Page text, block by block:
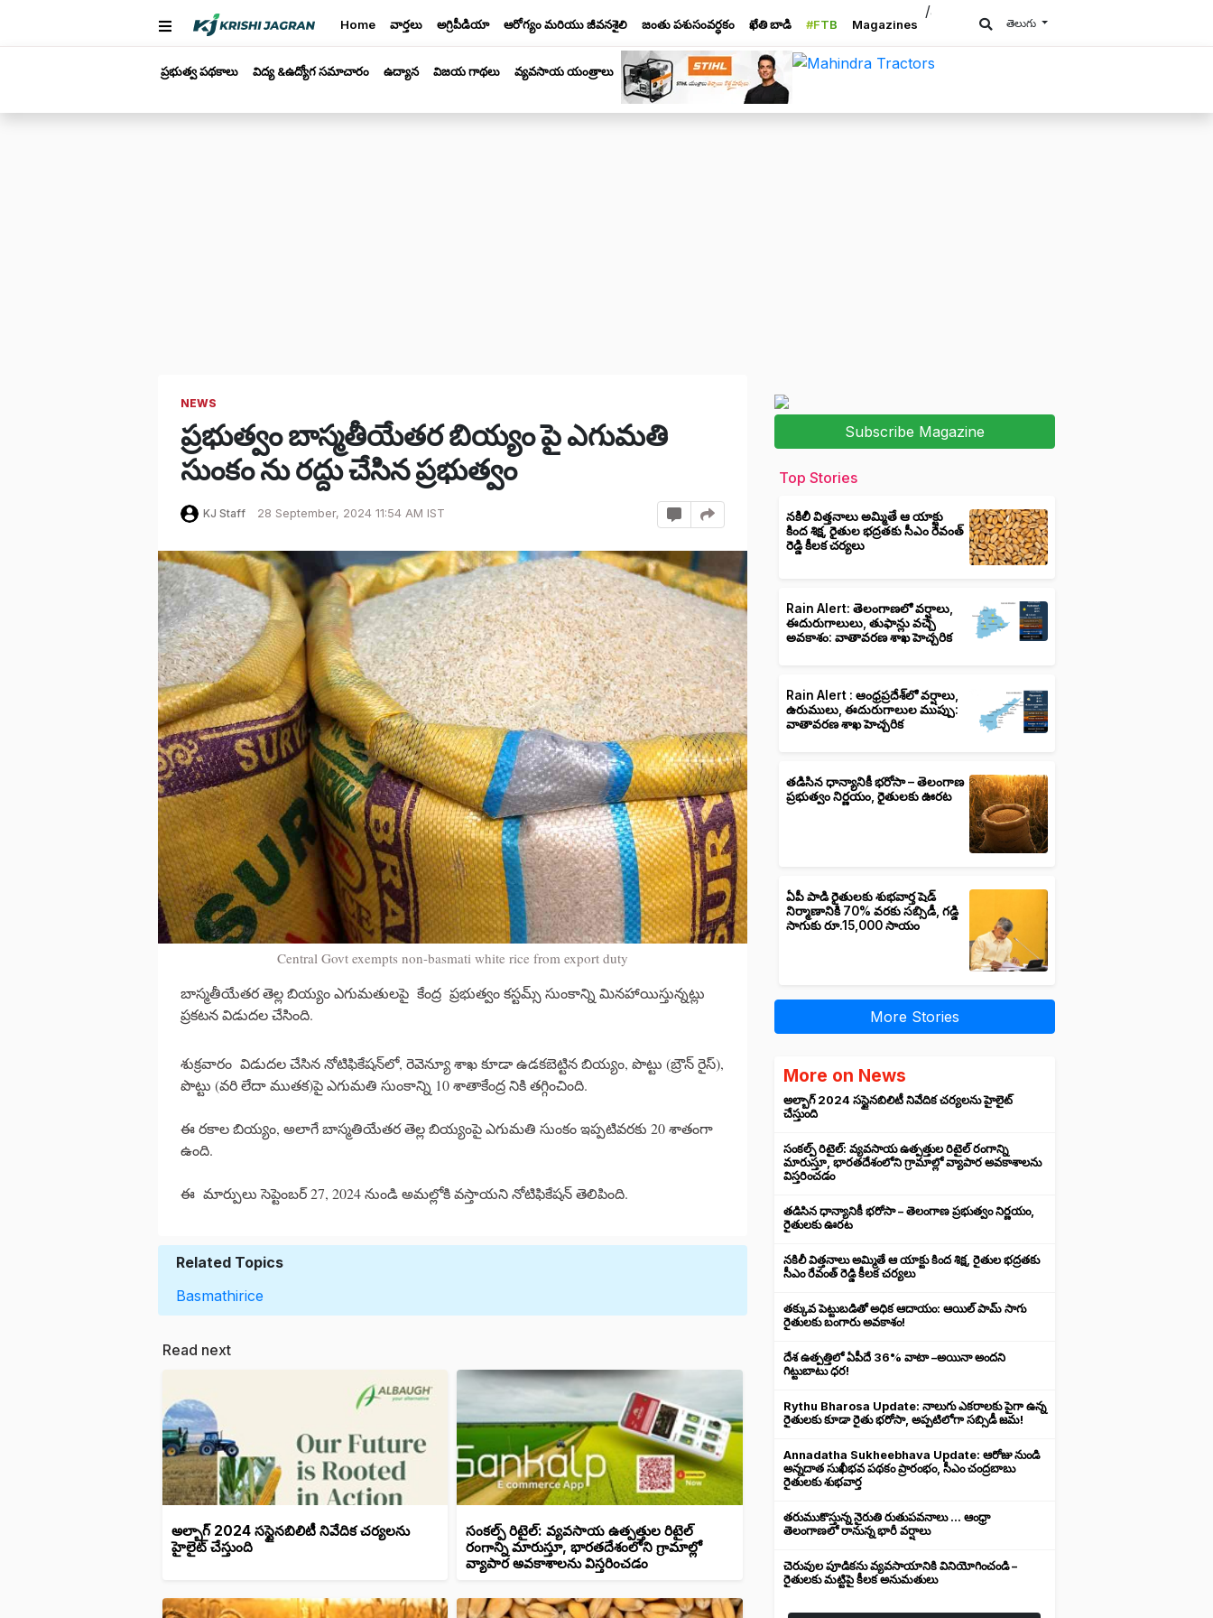
Home వార్తలు అగ్రిపీడియా ఆరోగ్యం మరియు జీవనశైలి జంతు పశుసంవర్ధకం ఖేతి బాడి #FTB Magazines
/a>
తెలుగు
ప్రభుత్వ పథకాలు విద్య &ఉద్యోగ సమాచారం ఉద్యాన విజయ గాథలు వ్యవసాయ యంత్రాలు
NEWS
ప్రభుత్వం బాస్మతీయేతర బియ్యం పై ఎగుమతి
సుంకం ను రద్దు చేసిన ప్రభుత్వం
KJ Staff 28 September, 2024 11:54 AM IST
Central Govt exempts non-basmati white rice from export duty
బాస్మతీయేతర తెల్ల బియ్యం ఎగుమతులపై కేంద్ర ప్రభుత్వం కస్టమ్స్ సుంకాన్ని మినహాయిస్తున్నట్లు
ప్రకటన విడుదల చేసింది.
శుక్రవారం విడుదల చేసిన నోటిఫికేషన్‌లో, రెవెన్యూ శాఖ కూడా ఉడకబెట్టిన బియ్యం, పొట్టు (బ్రౌన్ రైస్),
పొట్టు (వరి లేదా ముతక)పై ఎగుమతి సుంకాన్ని 10 శాతాకేంద్ర నికి తగ్గించింది.
ఈ రకాల బియ్యం, అలాగే బాస్మతియేతర తెల్ల బియ్యంపై ఎగుమతి సుంకం ఇప్పటివరకు 20 శాతంగా
ఉంది.
ఈ మార్పులు సెప్టెంబర్ 27, 2024 నుండి అమల్లోకి వస్తాయని నోటిఫికేషన్ తెలిపింది.
Related Topics
Basmathirice
Read next
అల్బాగ్ 2024 సస్టైనబిలిటీ నివేదిక చర్యలను
హైలైట్ చేస్తుంది
సంకల్ప్ రిటైల్: వ్యవసాయ ఉత్పత్తుల రిటైల్
రంగాన్ని మారుస్తూ, భారతదేశంలోని గ్రామాల్లో
వ్యాపార అవకాశాలను విస్తరించడం
Subscribe Magazine
Top Stories
నకిలీ విత్తనాలు అమ్మితే ఆ యాక్టు
కింద శిక్ష, రైతుల భద్రతకు సీఎం రేవంత్
రెడ్డి కీలక చర్యలు
Rain Alert: తెలంగాణలో వర్షాలు,
ఈదురుగాలులు, తుఫాన్లు వచ్చే
అవకాశం: వాతావరణ శాఖ హెచ్చరిక
Rain Alert : ఆంధ్రప్రదేశ్‌లో వర్షాలు,
ఉరుములు, ఈదురుగాలుల ముప్పు:
వాతావరణ శాఖ హెచ్చరిక
తడిసిన ధాన్యానికీ భరోసా – తెలంగాణ
ప్రభుత్వం నిర్ణయం, రైతులకు ఊరట
ఏపీ పాడి రైతులకు శుభవార్త షెడ్
నిర్మాణానికి 70% వరకు సబ్సిడీ, గడ్డి
సాగుకు రూ.15,000 సాయం
More Stories
More on News
అల్బాగ్ 2024 సస్టైనబిలిటీ నివేదిక చర్యలను హైలైట్
చేస్తుంది
సంకల్ప్ రిటైల్: వ్యవసాయ ఉత్పత్తుల రిటైల్ రంగాన్ని
మారుస్తూ, భారతదేశంలోని గ్రామాల్లో వ్యాపార అవకాశాలను
విస్తరించడం
తడిసిన ధాన్యానికీ భరోసా – తెలంగాణ ప్రభుత్వం నిర్ణయం,
రైతులకు ఊరట
నకిలీ విత్తనాలు అమ్మితే ఆ యాక్టు కింద శిక్ష, రైతుల భద్రతకు
సీఎం రేవంత్ రెడ్డి కీలక చర్యలు
తక్కువ పెట్టుబడితో అధిక ఆదాయం: ఆయిల్ పామ్ సాగు
రైతులకు బంగారు అవకాశం!
దేశ ఉత్పత్తిలో ఏపీదే 36% వాటా –అయినా అందని
గిట్టుబాటు ధర!
Rythu Bharosa Update: నాలుగు ఎకరాలకు పైగా ఉన్న
రైతులకు కూడా రైతు భరోసా, అప్పటిలోగా సబ్సిడీ జమ!
Annadatha Sukheebhava Update: ఆరోజు నుండి
అన్నదాత సుఖీభవ పథకం ప్రారంభం, సీఎం చంద్రబాబు
రైతులకు శుభవార్త
తరుముకొస్తున్న నైరుతి రుతుపవనాలు ... ఆంధ్రా
తెలంగాణలో రానున్న భారీ వర్షాలు
చెరువుల పూడికను వ్యవసాయానికి వినియోగించండి –
రైతులకు మట్టిపై కీలక అనుమతులు